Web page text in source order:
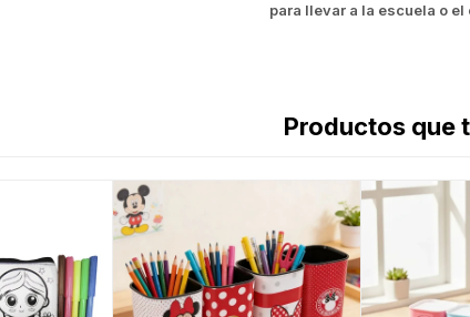
para llevar a la escuela o
Productos que